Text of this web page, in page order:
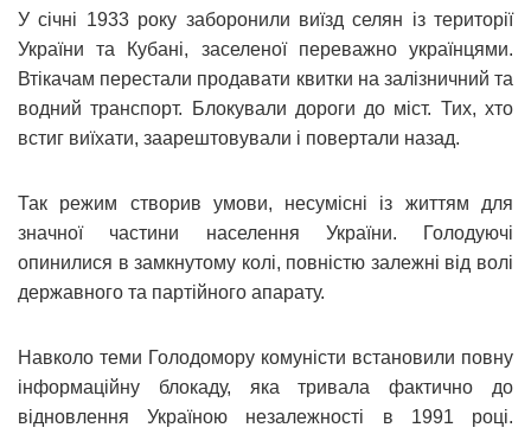
У січні 1933 року заборонили виїзд селян із території
України та Кубані, заселеної переважно українцями.
Втікачам перестали продавати квитки на залізничний та
водний транспорт. Блокували дороги до міст. Тих, хто
встиг виїхати, заарештовували і повертали назад.
Так режим створив умови, несумісні із життям для
значної частини населення України. Голодуючі
опинилися в замкнутому колі, повністю залежні від волі
державного та партійного апарату.
Навколо теми Голодомору комуністи встановили повну
інформаційну блокаду, яка тривала фактично до
відновлення Україною незалежності в 1991 році.